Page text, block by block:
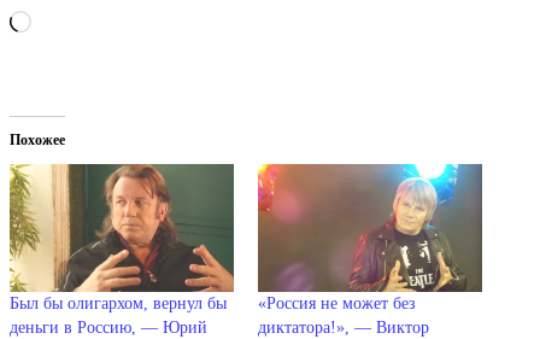
Загрузка…
Похожее
Был бы олигархом, вернул бы
деньги в Россию, — Юрий
«Россия не может без
диктатора!», — Виктор